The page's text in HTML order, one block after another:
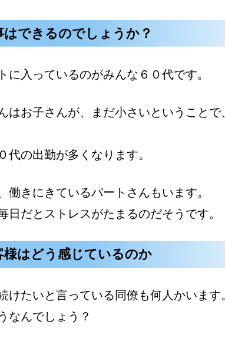
はできるのでしょうか？
に入っているのがみんな６０代です。
はお子さんが、まだ小さいということで
代の出勤が多くなります。
働きにきているパートさんもいます。
日だとストレスがたまるのだそうです。
様はどう感じているのか
けたいと言っている同僚も何人かいます
なんでしょう？